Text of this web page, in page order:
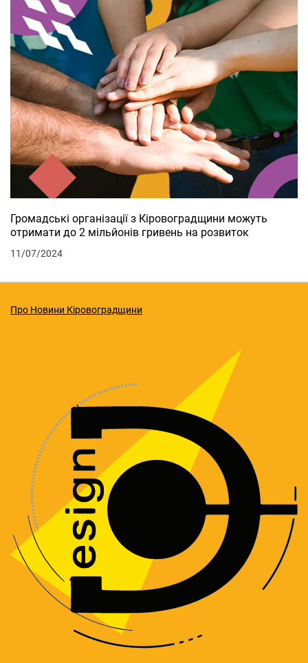
Громадські організації з Кіровоградщини можуть
отримати до 2 мільйонів гривень на розвиток
11/07/2024
Про Новини Кіровоградщини